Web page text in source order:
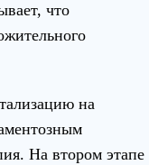
что
на
На втором этапе